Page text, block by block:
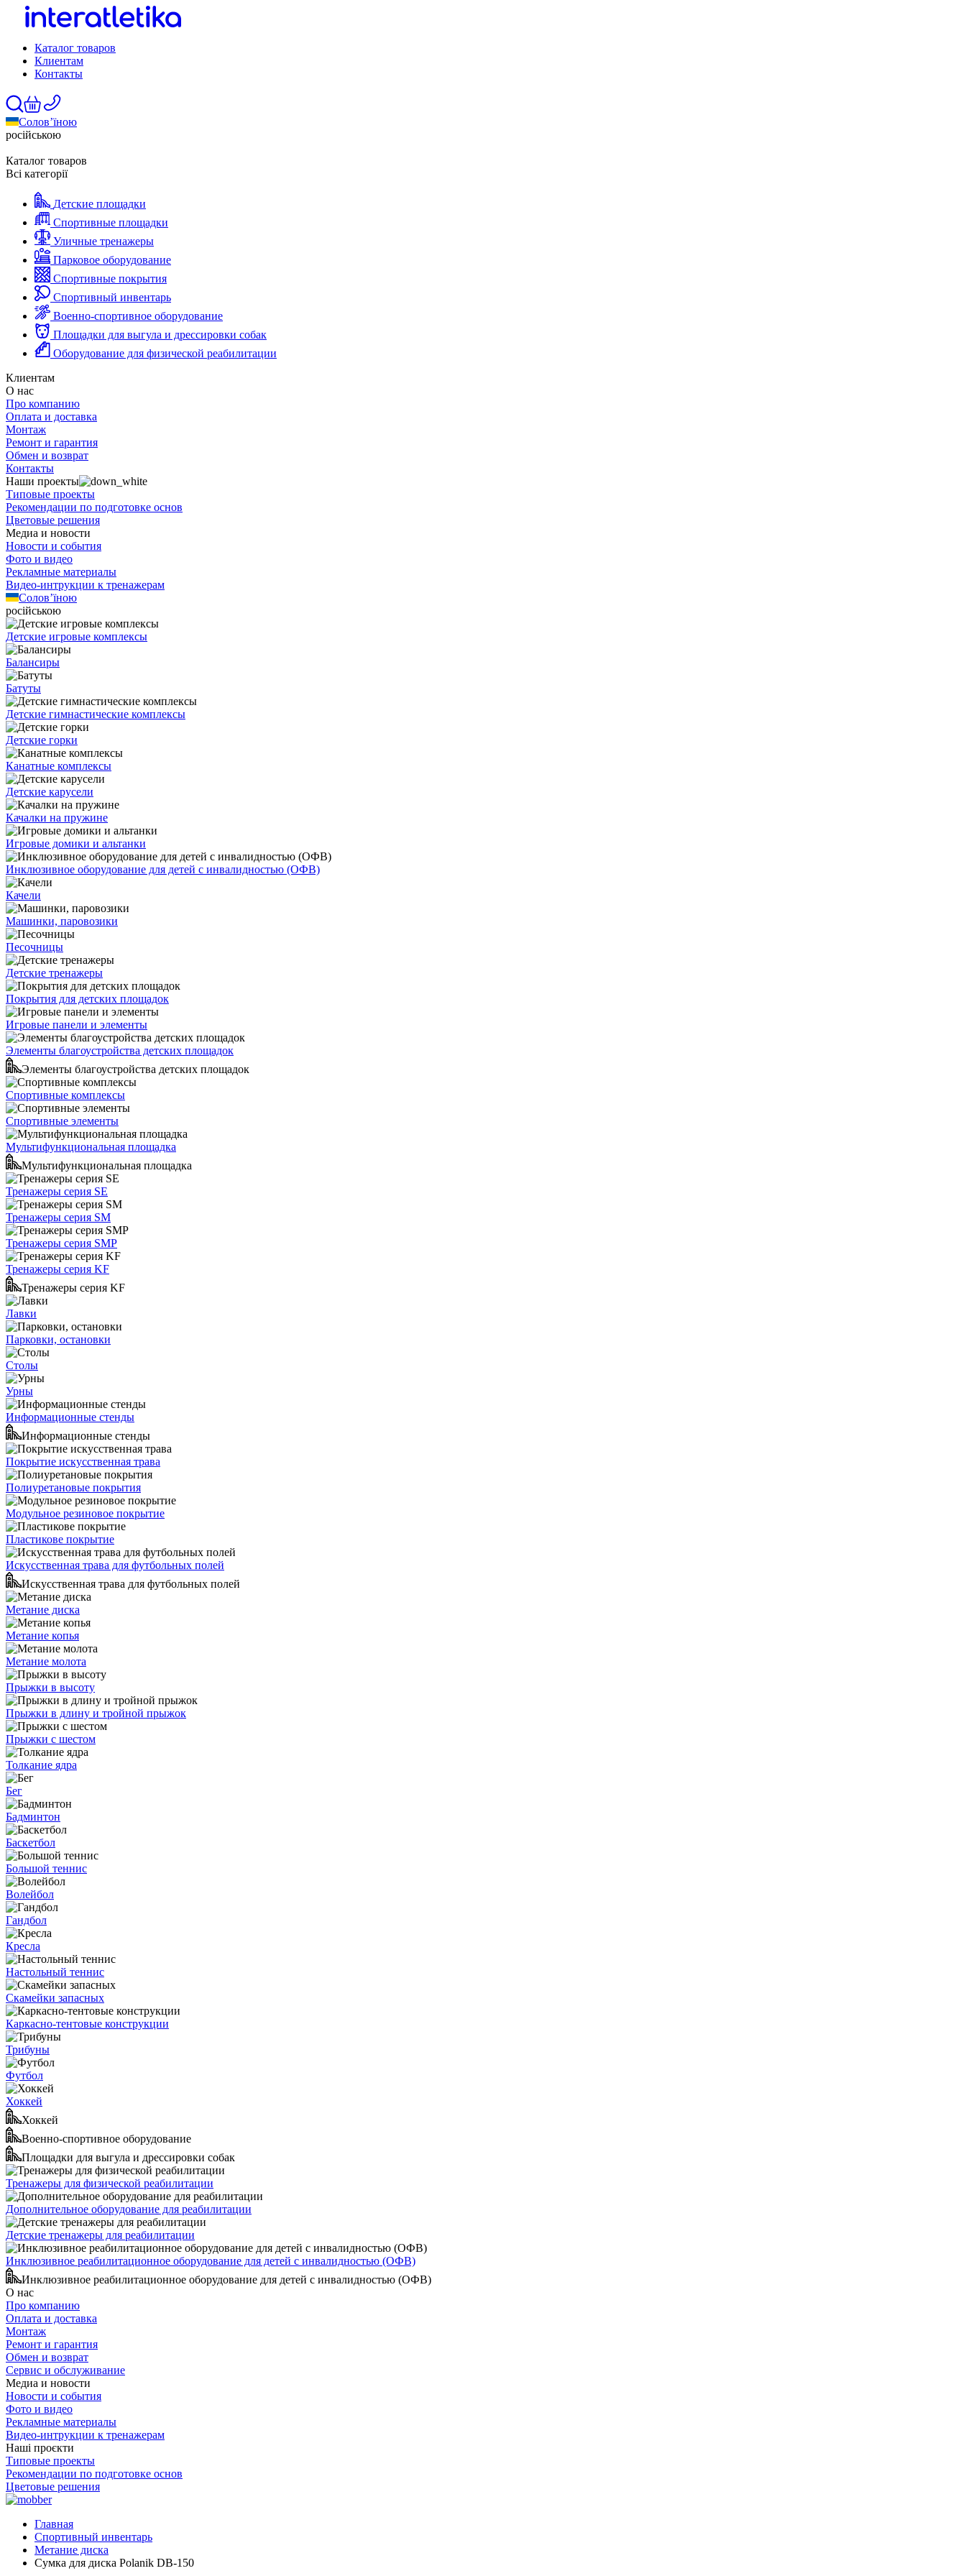
Каталог товаров
Клиентам
Контакты
Солов’їною
російською
Каталог товаров
Всі категорії
Детские площадки
Спортивные площадки
Уличные тренажеры
Парковое оборудование
Спортивные покрытия
Спортивный инвентарь
Военно-спортивное оборудование
Площадки для выгула и дрессировки собак
Оборудование для физической реабилитации
Клиентам
О нас
Про компанию
Оплата и доставка
Монтаж
Ремонт и гарантия
Обмен и возврат
Контакты
Наши проекты
Типовые проекты
Рекомендации по подготовке основ
Цветовые решения
Медиа и новости
Новости и события
Фото и видео
Рекламные материалы
Видео-интрукции к тренажерам
Солов’їною
російською
Детские игровые комплексы
Балансиры
Батуты
Детские гимнастические комплексы
Детские горки
Канатные комплексы
Детские карусели
Качалки на пружине
Игровые домики и альтанки
Инклюзивное оборудование для детей с инвалидностью (ОФВ)
Качели
Машинки, паровозики
Песочницы
Детские тренажеры
Покрытия для детских площадок
Игровые панели и элементы
Элементы благоустройства детских площадок
Элементы благоустройства детских площадок
Спортивные комплексы
Спортивные элементы
Мультифункциональная площадка
Мультифункциональная площадка
Тренажеры серия SE
Тренажеры серия SM
Тренажеры серия SMP
Тренажеры серия KF
Тренажеры серия KF
Лавки
Парковки, остановки
Столы
Урны
Информационные стенды
Информационные стенды
Покрытие искусственная трава
Полиуретановые покрытия
Модульное резиновое покрытие
Пластикове покрытие
Искусственная трава для футбольных полей
Искусственная трава для футбольных полей
Метание диска
Метание копья
Метание молота
Прыжки в высоту
Прыжки в длину и тройной прыжок
Прыжки с шестом
Толкание ядра
Бег
Бадминтон
Баскетбол
Большой теннис
Волейбол
Гандбол
Кресла
Настольный теннис
Скамейки запасных
Каркасно-тентовые конструкции
Трибуны
Футбол
Хоккей
Хоккей
Военно-спортивное оборудование
Площадки для выгула и дрессировки собак
Тренажеры для физической реабилитации
Дополнительное оборудование для реабилитации
Детские тренажеры для реабилитации
Инклюзивное реабилитационное оборудование для детей с инвалидностью (ОФВ)
Инклюзивное реабилитационное оборудование для детей с инвалидностью (ОФВ)
О нас
Про компанию
Оплата и доставка
Монтаж
Ремонт и гарантия
Обмен и возврат
Сервис и обслуживание
Медиа и новости
Новости и события
Фото и видео
Рекламные материалы
Видео-интрукции к тренажерам
Наші проєкти
Типовые проекты
Рекомендации по подготовке основ
Цветовые решения
Главная
Спортивный инвентарь
Метание диска
Сумка для диска Polanik DB-150